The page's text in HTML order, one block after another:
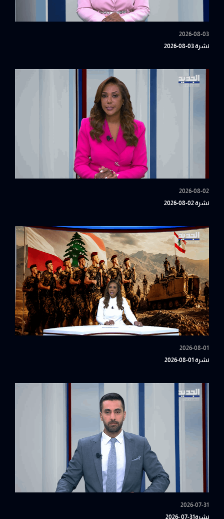
2026-08-03
نشرة 03-08-2026
2026-08-02
نشرة 02-08-2026
2026-08-01
نشرة 01-08-2026
2026-07-31
نشرة31-07 -2026